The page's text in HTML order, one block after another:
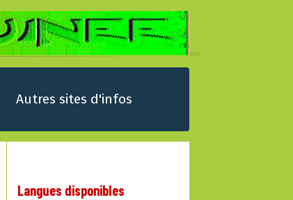
Autres sites d'infos
Langues disponibles